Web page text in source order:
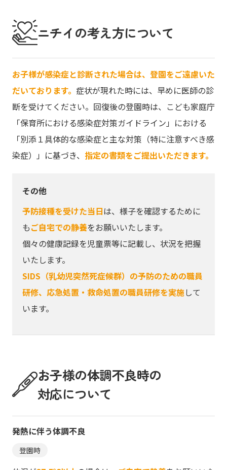
ニチイの考え方について
お子様が感染症と診断された場合は、登園をご遠慮いた
だいております。 症状が現れた時には、早めに医師の診
断を受けてください。回復後の登園時は、こども家庭庁
「保育所における感染症対策ガイドライン」における
「別添１具体的な感染症と主な対策（特に注意すべき感
染症）」に基づき、 指定の書類をご提出いただきます。
その他
予防接種を受けた当日は、様子を確認するために
もご自宅での静養をお願いいたします。
個々の健康記録を児童票等に記載し、状況を把握
いたします。
SIDS（乳幼児突然死症候群）の予防のための職員
研修、応急処置・救命処置の職員研修を実施して
います。
お子様の体調不良時の
対応について
発熱に伴う体調不良
登園時